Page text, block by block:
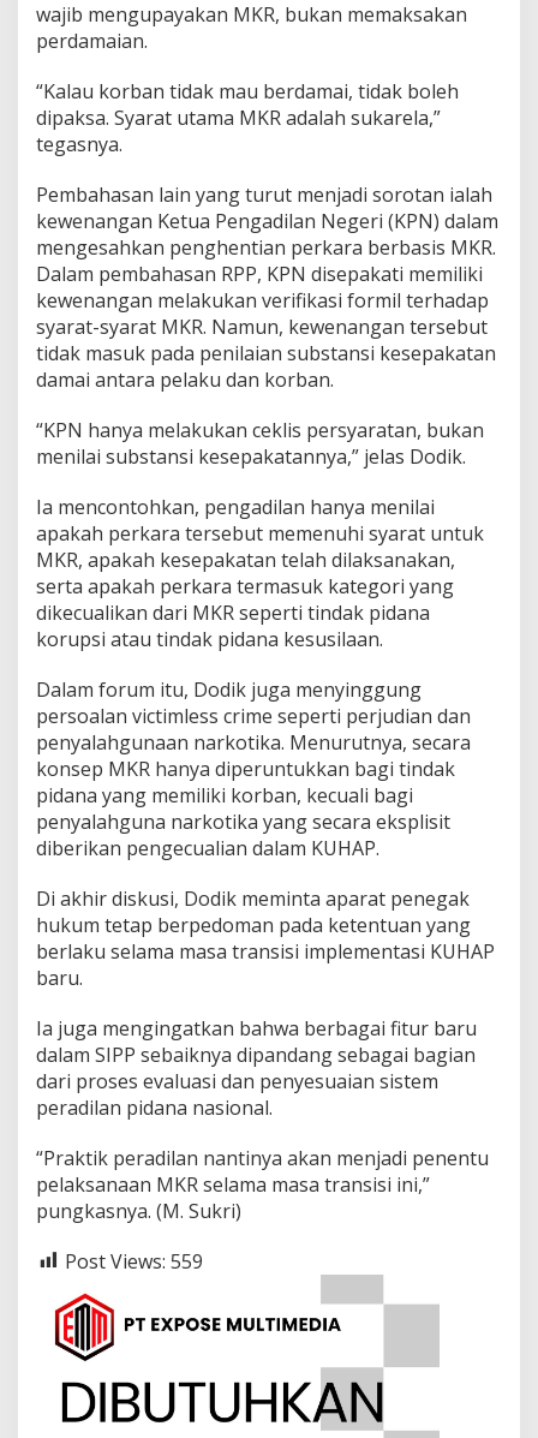
wajib mengupayakan MKR, bukan memaksakan
perdamaian.
“Kalau korban tidak mau berdamai, tidak boleh
dipaksa. Syarat utama MKR adalah sukarela,”
tegasnya.
Pembahasan lain yang turut menjadi sorotan ialah
kewenangan Ketua Pengadilan Negeri (KPN) dalam
mengesahkan penghentian perkara berbasis MKR.
Dalam pembahasan RPP, KPN disepakati memiliki
kewenangan melakukan verifikasi formil terhadap
syarat-syarat MKR. Namun, kewenangan tersebut
tidak masuk pada penilaian substansi kesepakatan
damai antara pelaku dan korban.
“KPN hanya melakukan ceklis persyaratan, bukan
menilai substansi kesepakatannya,” jelas Dodik.
Ia mencontohkan, pengadilan hanya menilai
apakah perkara tersebut memenuhi syarat untuk
MKR, apakah kesepakatan telah dilaksanakan,
serta apakah perkara termasuk kategori yang
dikecualikan dari MKR seperti tindak pidana
korupsi atau tindak pidana kesusilaan.
Dalam forum itu, Dodik juga menyinggung
persoalan victimless crime seperti perjudian dan
penyalahgunaan narkotika. Menurutnya, secara
konsep MKR hanya diperuntukkan bagi tindak
pidana yang memiliki korban, kecuali bagi
penyalahguna narkotika yang secara eksplisit
diberikan pengecualian dalam KUHAP.
Di akhir diskusi, Dodik meminta aparat penegak
hukum tetap berpedoman pada ketentuan yang
berlaku selama masa transisi implementasi KUHAP
baru.
Ia juga mengingatkan bahwa berbagai fitur baru
dalam SIPP sebaiknya dipandang sebagai bagian
dari proses evaluasi dan penyesuaian sistem
peradilan pidana nasional.
“Praktik peradilan nantinya akan menjadi penentu
pelaksanaan MKR selama masa transisi ini,”
pungkasnya. (M. Sukri)
Post Views: 559